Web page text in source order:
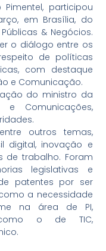
Pimentel, participou
em Brasília, do
& Negócios.
o diálogo entre os
de políticas
com destaque
e Comunicação.
do ministro da
e Comunicações,
outros temas,
digital, inovação e
de trabalho. Foram
legislativas e
patentes por ser
a necessidade
na área de PI,
o de TIC,